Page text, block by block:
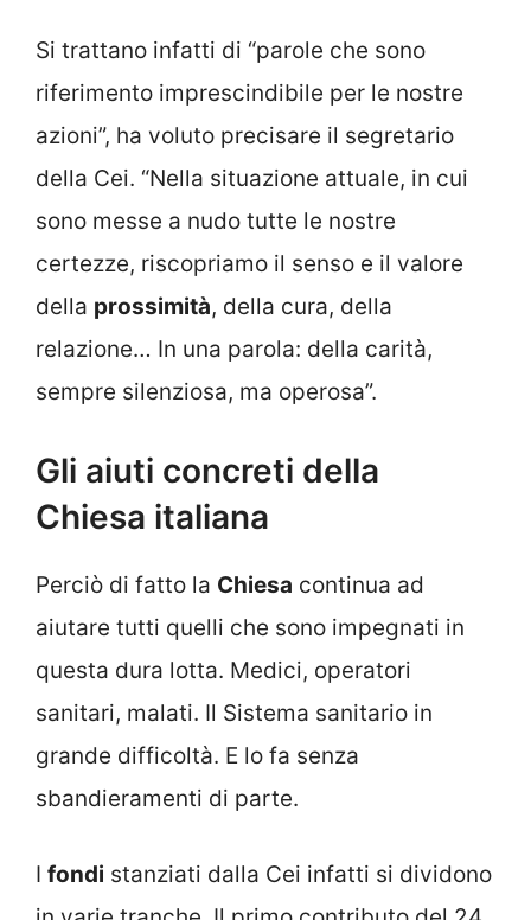
Si trattano infatti di “parole che sono
riferimento imprescindibile per le nostre
azioni”, ha voluto precisare il segretario
della Cei. “Nella situazione attuale, in cui
sono messe a nudo tutte le nostre
certezze, riscopriamo il senso e il valore
della prossimità, della cura, della
relazione… In una parola: della carità,
sempre silenziosa, ma operosa”.
Gli aiuti concreti della
Chiesa italiana
Perciò di fatto la Chiesa continua ad
aiutare tutti quelli che sono impegnati in
questa dura lotta. Medici, operatori
sanitari, malati. Il Sistema sanitario in
grande difficoltà. E lo fa senza
sbandieramenti di parte.
I fondi stanziati dalla Cei infatti si dividono